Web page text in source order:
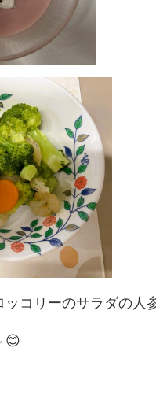
ッコリーのサラダの人
😊